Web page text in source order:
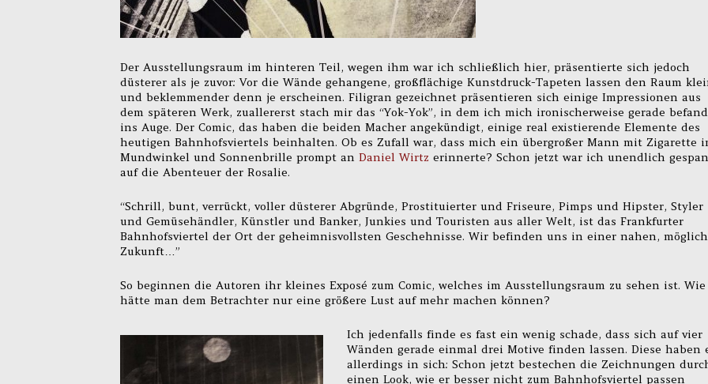
Der Ausstellungsraum im hinteren Teil, wegen ihm war ich schließlich hier, präsentierte sich jedoch
düsterer als je zuvor: Vor die Wände gehangene, großflächige Kunstdruck-Tapeten lassen den Raum
und beklemmender denn je erscheinen. Filigran gezeichnet präsentieren sich einige Impressionen aus
dem späteren Werk, zuallererst stach mir das “Yok-Yok”, in dem ich mich ironischerweise gerade
ins Auge. Der Comic, das haben die beiden Macher angekündigt, einige real existierende Elemente des
heutigen Bahnhofsviertels beinhalten. Ob es Zufall war, dass mich ein übergroßer Mann mit Zigarette
Mundwinkel und Sonnenbrille prompt an Daniel Wirtz erinnerte? Schon jetzt war ich unendlich
auf die Abenteuer der Rosalie.
“Schrill, bunt, verrückt, voller düsterer Abgründe, Prostituierter und Friseure, Pimps und Hipster, Styler
und Gemüsehändler, Künstler und Banker, Junkies und Touristen aus aller Welt, ist das Frankfurter
Bahnhofsviertel der Ort der geheimnisvollsten Geschehnisse. Wir befinden uns in einer nahen,
Zukunft…”
So beginnen die Autoren ihr kleines Exposé zum Comic, welches im Ausstellungsraum zu sehen ist. Wie
hätte man dem Betrachter nur eine größere Lust auf mehr machen können?
Ich jedenfalls finde es fast ein wenig schade, dass sich auf vier
Wänden gerade einmal drei Motive finden lassen. Diese haben
allerdings in sich: Schon jetzt bestechen die Zeichnungen
einen Look, wie er besser nicht zum Bahnhofsviertel passen